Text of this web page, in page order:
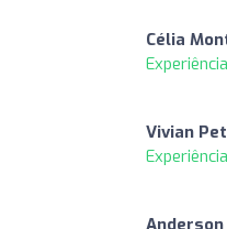
Célia
Vivian